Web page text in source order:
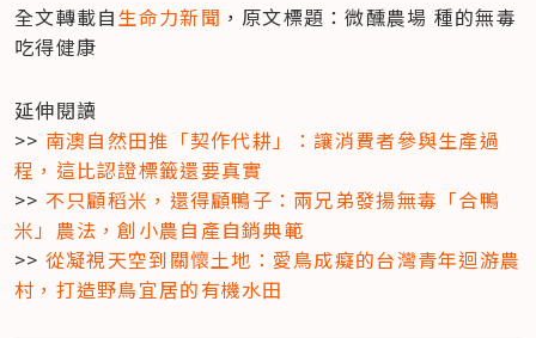
全文轉載自生命力新聞 ，原文標題：微醺農場 種的無毒
吃得健康
延伸閱讀
>> 南澳自然田推「契作代耕」：讓消費者參與生產過
程，這比認證標籤還要真實
>> 不只顧稻米，還得顧鴨子：兩兄弟發揚無毒「合鴨
米」農法，創小農自產自銷典範
>> 從凝視天空到關懷土地：愛鳥成癡的台灣青年迴游農
村，打造野鳥宜居的有機水田